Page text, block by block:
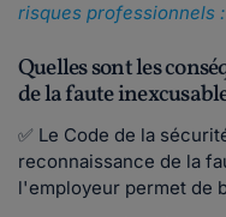
risques professionnels
Quelles sont les
de la faute
✅ Le Code de la
reconnaissance de la
l'employeur permet de